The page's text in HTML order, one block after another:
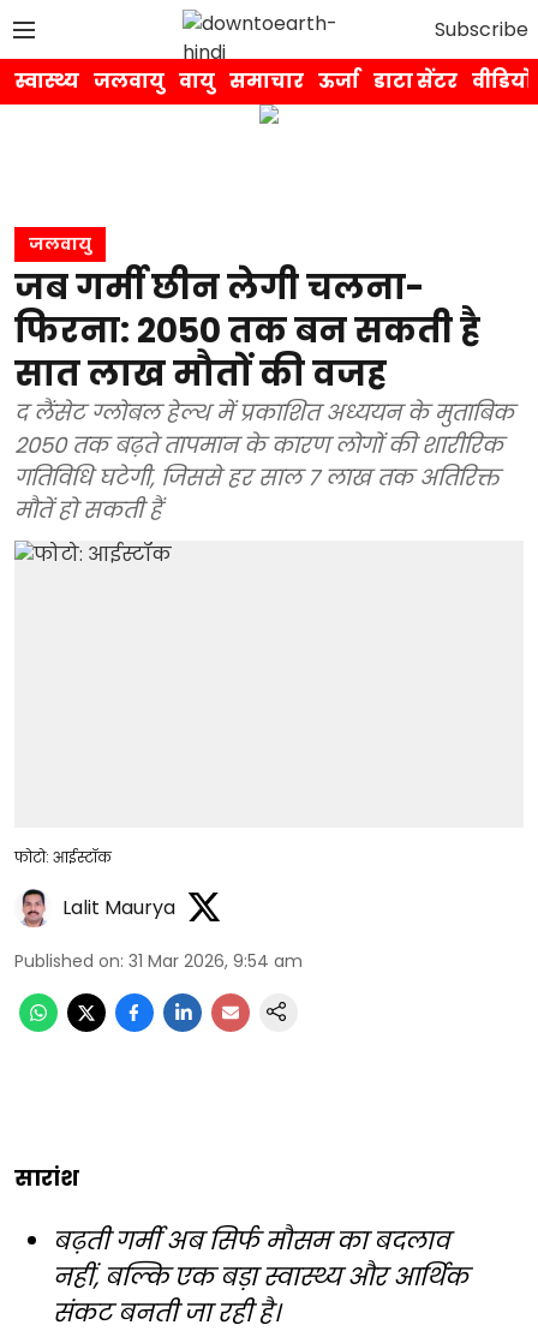
Subscribe
स्वास्थ्य जलवायु वायु समाचार ऊर्जा डाटा सेंटर वीडियो
जलवायु
जब गर्मी छीन लेगी चलना-
फिरना: 2050 तक बन सकती है
सात लाख मौतों की वजह
द लैंसेट ग्लोबल हेल्थ में प्रकाशित अध्ययन के मुताबिक
2050 तक बढ़ते तापमान के कारण लोगों की शारीरिक
गतिविधि घटेगी, जिससे हर साल 7 लाख तक अतिरिक्त
मौतें हो सकती हैं
फोटो: आईस्टॉक
Lalit Maurya
Published on: 31 Mar 2026, 9:54 am
सारांश
बढ़ती गर्मी अब सिर्फ मौसम का बदलाव
नहीं, बल्कि एक बड़ा स्वास्थ्य और आर्थिक
संकट बनती जा रही है।